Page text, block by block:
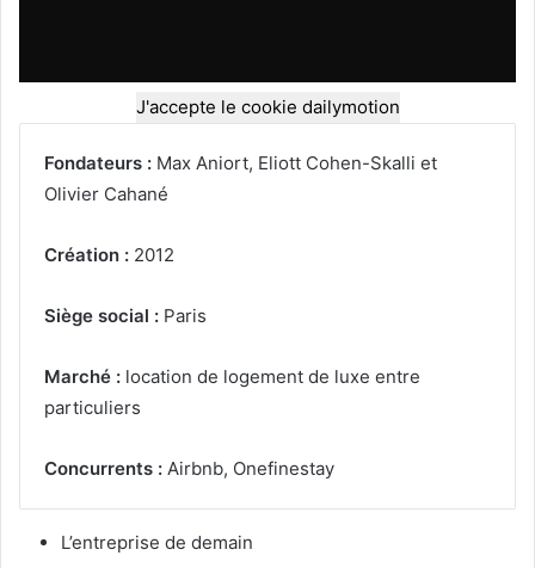
J'accepte le cookie dailymotion
Fondateurs : Max Aniort, Eliott Cohen-Skalli et
Olivier Cahané
Création : 2012
Siège social : Paris
Marché : location de logement de luxe entre
particuliers
Concurrents : Airbnb, Onefinestay
L’entreprise de demain